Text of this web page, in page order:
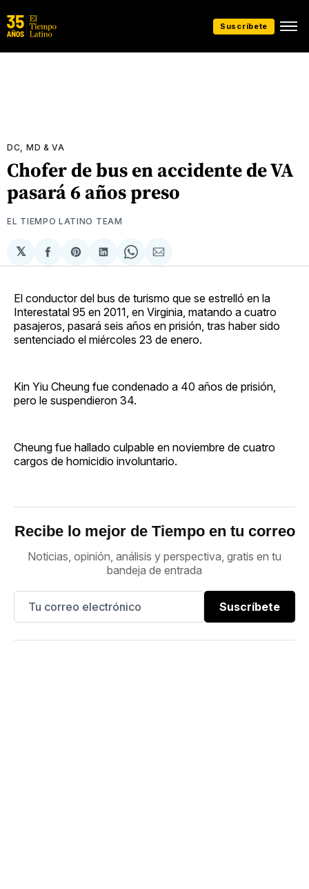
Suscríbete
DC, MD & VA
Chofer de bus en accidente de VA
pasará 6 años preso
EL TIEMPO LATINO TEAM
𝕏
Compartir
en
Share
on
Compartir
en
Share
on
Compartir
via
El conductor del bus de turismo que se estrelló en la
Interestatal 95 en 2011, en Virginia, matando a cuatro
pasajeros, pasará seis años en prisión, tras haber sido
sentenciado el miércoles 23 de enero.
Kin Yiu Cheung fue condenado a 40 años de prisión,
pero le suspendieron 34.
Cheung fue hallado culpable en noviembre de cuatro
cargos de homicidio involuntario.
Recibe lo mejor de Tiempo en tu correo
Noticias, opinión, análisis y perspectiva, gratis en tu
bandeja de entrada
Suscríbete